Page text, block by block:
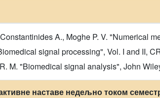
A., Moghe P. V. "Numerical
signal processing", Vol. I and II,
M. "Biomedical signal analysis", John
наставе недељно током